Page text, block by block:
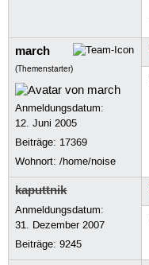
march
(Themenstarter)
Anmeldungsdatum:
12. Juni 2005
Beiträge: 17369
Wohnort: /home/noise
kaputtnik
Anmeldungsdatum:
31. Dezember 2007
Beiträge:9245